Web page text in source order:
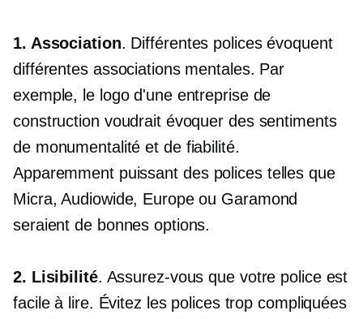
1. Association. Différentes polices évoquent
différentes associations mentales. Par
exemple, le logo d'une entreprise de
construction voudrait évoquer des sentiments
de monumentalité et de fiabilité.
Apparemment puissant des polices telles que
Micra, Audiowide, Europe ou Garamond
seraient de bonnes options.
2. Lisibilité. Assurez-vous que votre police est
facile à lire. Évitez les polices trop compliquées